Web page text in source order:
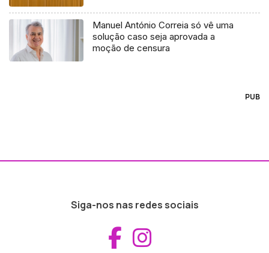
Manuel António Correia só vê uma
solução caso seja aprovada a
moção de censura
PUB
Siga-nos nas redes sociais
Aceder ao